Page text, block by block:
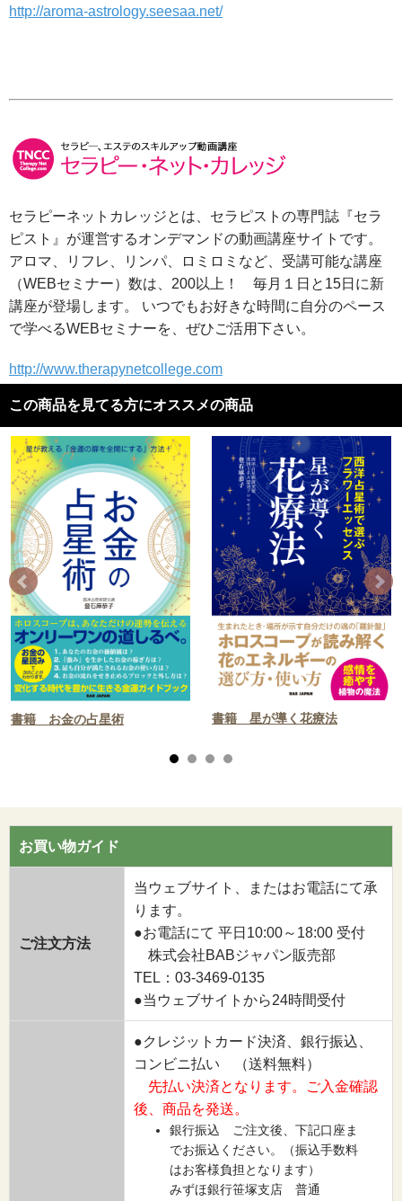
http://aroma-astrology.seesaa.net/
セラピーネットカレッジとは、セラピストの専門誌『セラ
ピスト』が運営するオンデマンドの動画講座サイトです。
アロマ、リフレ、リンパ、ロミロミなど、受講可能な講座
（WEBセミナー）数は、200以上！ 毎月１日と15日に新
講座が登場します。 いつでもお好きな時間に自分のペース
で学べるWEBセミナーを、ぜひご活用下さい。
http://www.therapynetcollege.com
この商品を見てる方にオススメの商品
書籍 お金の占星術 書籍 星が導く花療法
お買い物ガイド
ご注文方法
当ウェブサイト、またはお電話にて承
ります。
●お電話にて 平日10:00～18:00 受付
株式会社BABジャパン販売部
TEL：03-3469-0135
●当ウェブサイトから24時間受付
●クレジットカード決済、銀行振込、
コンビニ払い （送料無料）
先払い決済となります。ご入金確認
後、商品を発送。
銀行振込 ご注文後、下記口座ま
でお振込ください。（振込手数料
はお客様負担となります）
みずほ銀行笹塚支店 普通